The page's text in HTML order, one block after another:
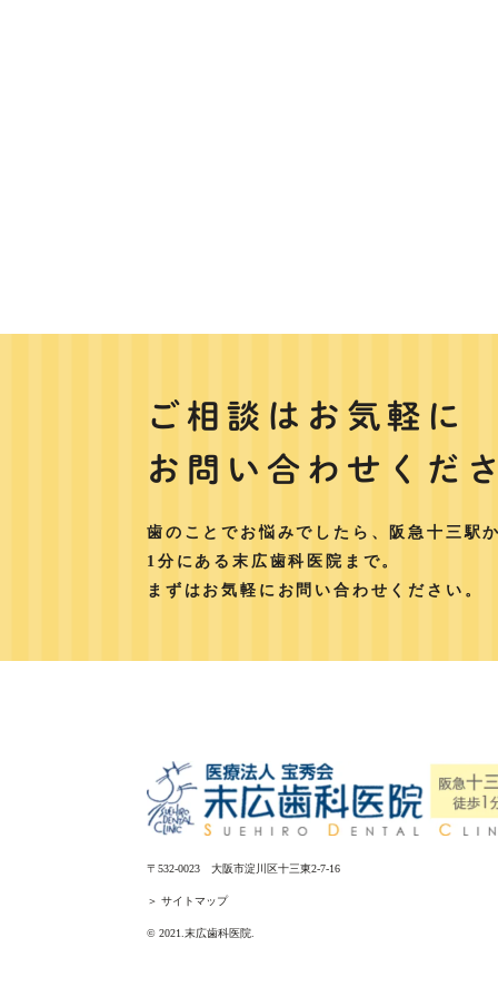
ご相談はお気軽に
お問い合わせくだ
歯のことでお悩みでしたら、阪急十三駅
1分にある末広歯科医院まで。
まずはお気軽にお問い合わせください。
〒532-0023 大阪市淀川区十三東2-7-16
＞ サイトマップ
© 2021.末広歯科医院.